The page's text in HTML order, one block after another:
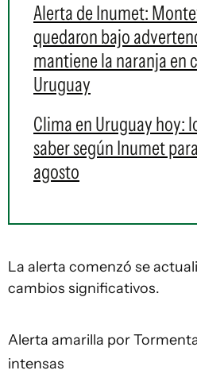
Alerta de Inumet:
quedaron bajo
mantiene la naranja en
Uruguay
Clima en Uruguay hoy:
saber según Inumet
agosto
La alerta comenzó se
cambios significativos.
Alerta amarilla por
intensas